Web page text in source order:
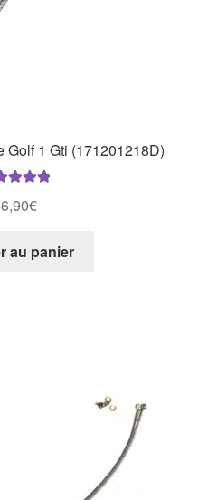
Golf 1 Gti (171201218D)
5
€
au panier